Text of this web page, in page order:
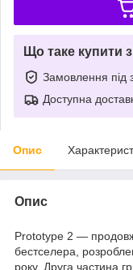
Що таке купити
Замовлення під
Доступна
Опис
Опис
Prototype 2 —
бестселера,
року. Друга частина